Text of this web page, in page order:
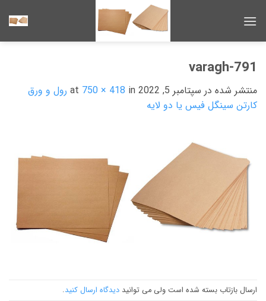
varagh-791
منتشر شده در سپتامبر 5, 2022 750 × 418 in
رول و ورق
کارتن سینگل فیس یا دو لایه
ارسال بازتاب بسته شده است ولی می توانید دیدگاه ارسال کنید.